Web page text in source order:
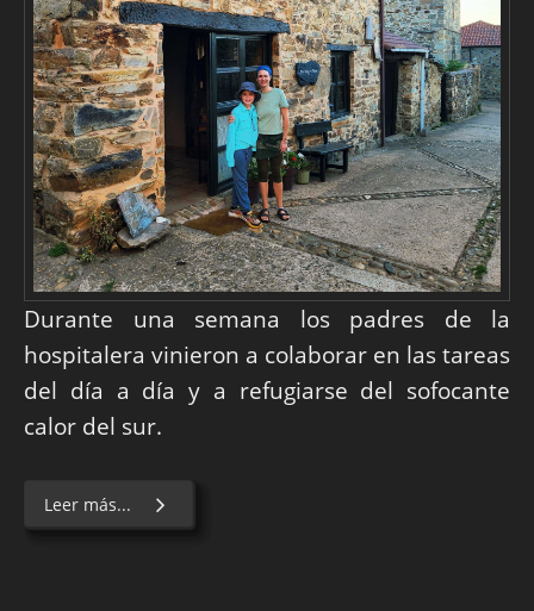
Durante una semana los padres de la
hospitalera vinieron a colaborar en las tareas
del día a día y a refugiarse del sofocante
calor del sur.
Leer más...